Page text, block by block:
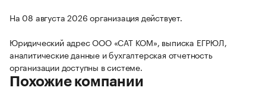
На 08 августа 2026 организация действует.
Юридический адрес ООО «САТ КОМ», выписка ЕГРЮЛ,
аналитические данные и бухгалтерская отчетность
организации доступны в системе.
Похожие компании